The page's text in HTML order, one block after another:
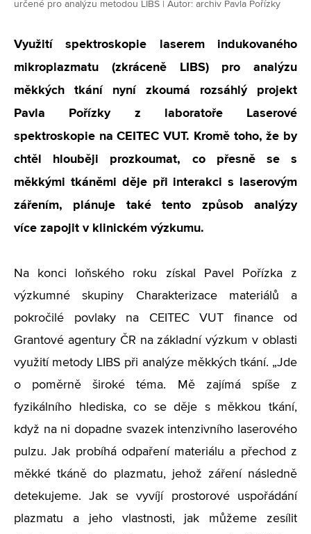
určené pro analýzu metodou LIBS | Autor: archiv Pavla Pořízky
Využití spektroskopie laserem indukovaného
mikroplazmatu (zkráceně LIBS) pro analýzu
měkkých tkání nyní zkoumá rozsáhlý projekt
Pavla Pořízky z laboratoře Laserové
spektroskopie na CEITEC VUT. Kromě toho, že by
chtěl hlouběji prozkoumat, co přesně se s
měkkými tkáněmi děje při interakci s laserovým
zářením, plánuje také tento způsob analýzy
více zapojit v klinickém výzkumu.
Na konci loňského roku získal Pavel Pořízka z
výzkumné skupiny Charakterizace materiálů a
pokročilé povlaky na CEITEC VUT finance od
Grantové agentury ČR na základní výzkum v oblasti
využití metody LIBS při analýze měkkých tkání. „Jde
o poměrně široké téma. Mě zajímá spíše z
fyzikálního hlediska, co se děje s měkkou tkání,
když na ni dopadne svazek intenzivního laserového
pulzu. Jak probíhá odpaření materiálu a přechod z
měkké tkáně do plazmatu, jehož záření následně
detekujeme. Jak se vyvíjí prostorové uspořádání
plazmatu a jeho vlastnosti, jak můžeme zesílit